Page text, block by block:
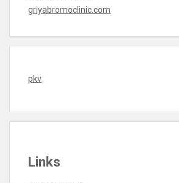
griyabromoclinic.com
pkv
Links